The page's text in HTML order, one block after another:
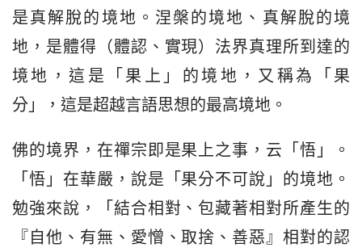
是真解脫的境地。涅槃的境地、真解脫的境
地，是體得（體認、實現）法界真理所到達的
境地，這是「果上」的境地，又稱為「果
分」，這是超越言語思想的最高境地。
佛的境界，在禪宗即是果上之事，云「悟」。
「悟」在華嚴，說是「果分不可說」的境地。
勉強來說，「結合相對、包藏著相對所產生的
『自他、有無、愛憎、取捨、善惡』相對的認